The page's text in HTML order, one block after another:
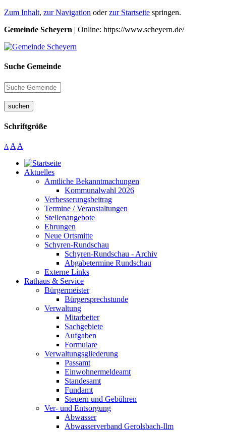
Zum Inhalt, zur Navigation oderzur Startseite springen.
Gemeinde Scheyern | Online: https://www.scheyern.de/
Suche Gemeinde
suchen
Schriftgröße
A A A
Aktuelles
Amtliche Bekanntmachungen
Kommunalwahl 2026
Verbesserungsbeitrag
Termine / Veranstaltungen
Stellenangebote
Ehrungen
Neue Ortsmitte
Schyren-Rundschau
Schyren-Rundschau - Archiv
Abgabetermine Rundschau
Externe Links
Rathaus & Service
Bürgermeister
Bürgersprechstunde
Verwaltung
Mitarbeiter
Sachgebiete
Aufgaben
Formulare
Verwaltungsgliederung
Passamt
Einwohnermeldeamt
Standesamt
Fundamt
Steuern und Gebühren
Ver- und Entsorgung
Abwasser
Abwasserverband Gerolsbach-Ilm